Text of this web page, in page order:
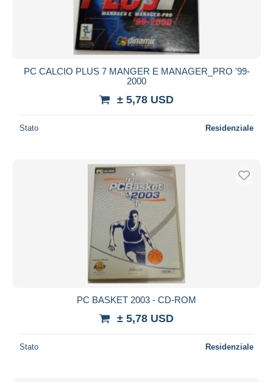
PC CALCIO PLUS 7 MANGER E MANAGER_PRO '99-
2000
± 5,78 USD
Stato Residenziale
PC BASKET 2003 - CD-ROM
± 5,78 USD
Stato Residenziale